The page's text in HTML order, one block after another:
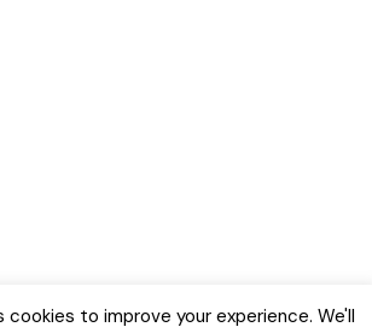
cookies to improve your experience. We'll